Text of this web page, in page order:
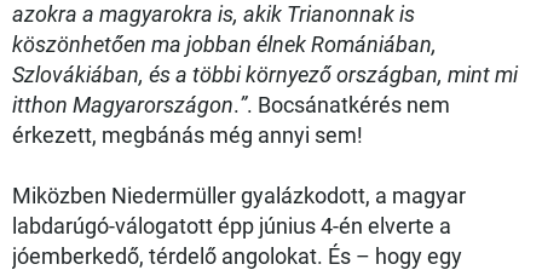
azokra a magyarokra is, akik Trianonnak is
köszönhetően ma jobban élnek Romániában,
Szlovákiában, és a többi környező országban, mint mi
itthon Magyarországon.”. Bocsánatkérés nem
érkezett, megbánás még annyi sem!
Miközben Niedermüller gyalázkodott, a magyar
labdarúgó-válogatott épp június 4-én elverte a
jóemberkedő, térdelő angolokat. És – hogy egy